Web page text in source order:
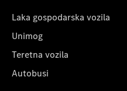
Laka gospodarska vozila
Unimog
Teretna vozila
Autobusi